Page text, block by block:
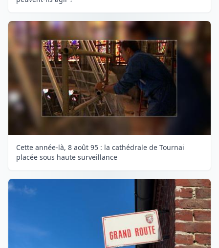
Cette année-là, 8 août 95 : la cathédrale de Tournai
placée sous haute surveillance